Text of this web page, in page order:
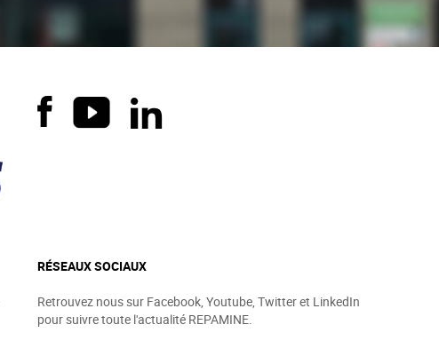
RÉSEAUX SOCIAUX
Retrouvez nous sur Facebook, Youtube, Twitter et LinkedIn
pour suivre toute l'actualité REPAMINE.